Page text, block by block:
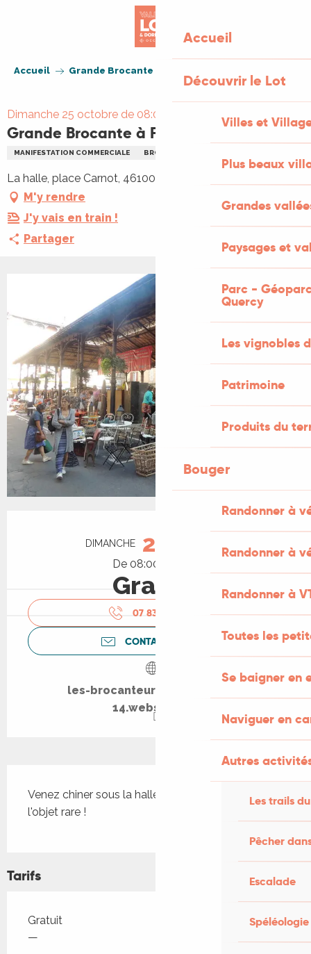
Accueil
Découvrir le Lot
Villes et
Plus beaux
Grandes
Paysages et
Parc -
Quercy
Les vignobles
Patrimoine
Produits du
Bouger
Randonner à
Randonner à
Randonner à
Toutes les
Se baigner en
Naviguer en
Autres
Les trails
Pêcher
Escalade
Spéléologie
Accueil Grande Brocante à Figeac
Dimanche 25 octobre de 08:00 à 17:00
Grande Brocante à Figeac
MANIFESTATION COMMERCIALE BROCANTE
La halle, place Carnot, 46100 Figeac
M'y rendre
J'y vais en train !
Partager
Ouverture et coordonnées
DIMANCHE 25
De 08:00 à 17:00
Gratuit
07 83 93 18
CONTACTEZ-NOUS
les-brocanteurs-du-figeacois-
14.webself.net
Venez chiner sous la halle à Figeac et dénicher
l'objet rare !
Tarifs
Tarifs 2026
Gratuit
—